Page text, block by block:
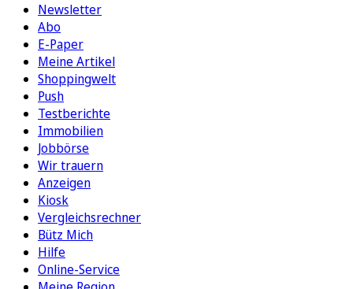
Newsletter
Abo
E-Paper
Meine Artikel
Shoppingwelt
Push
Testberichte
Immobilien
Jobbörse
Wir trauern
Anzeigen
Kiosk
Vergleichsrechner
Bütz Mich
Hilfe
Online-Service